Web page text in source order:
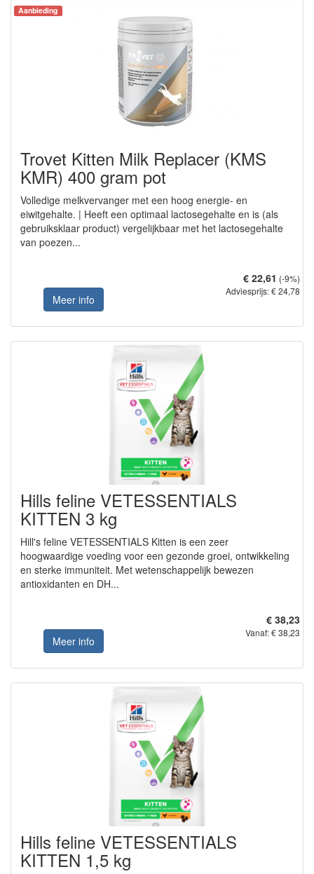
Aanbieding
Trovet Kitten Milk Replacer (KMS
KMR) 400 gram pot
Volledige melkvervanger met een hoog energie- en
eiwitgehalte. | Heeft een optimaal lactosegehalte en is (als
gebruiksklaar product) vergelijkbaar met het lactosegehalte
van poezen...
Meer info
€ 22,61 (-9%)
Adviesprijs: € 24,78
Hills feline VETESSENTIALS
KITTEN 3 kg
Hill's feline VETESSENTIALS Kitten is een zeer
hoogwaardige voeding voor een gezonde groei, ontwikkeling
en sterke immuniteit. Met wetenschappelijk bewezen
antioxidanten en DH...
Meer info
€ 38,23
Vanaf: € 38,23
Hills feline VETESSENTIALS
KITTEN 1,5 kg